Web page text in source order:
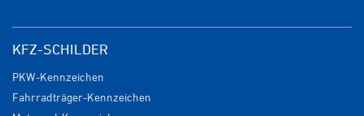
KFZ-SCHILDER
PKW-Kennzeichen
Fahrradträger-Kennzeichen